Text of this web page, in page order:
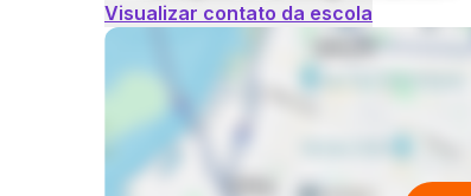
Visualizar contato da escola